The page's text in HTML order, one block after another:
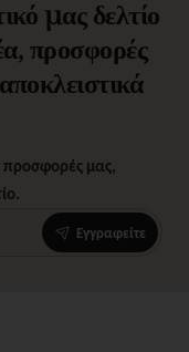
μας δελτίο
προσφορές
προσφορές μας,
Εγγραφείτε